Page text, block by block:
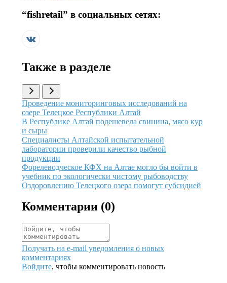
“fishretail” в социальных сетях:
Также в разделе
Иллюстрация новости
Проведение мониторинговых исследований на
озере Телецкое Республики Алтай
Иллюстрация новости
В Республике Алтай подешевела свинина, мясо кур
и сыры
Иллюстрация новости
Специалисты Алтайской испытательной
лаборатории проверили качество рыбной
продукции
Иллюстрация новости
Форелеводческое КФХ на Алтае могло бы войти в
учебник по экологически чистому рыбоводству
Иллюстрация новости
Оздоровлению Телецкого озера помогут субсидией
Комментарии (0)
Получать на e‑mail уведомления о новых
комментариях
Войдите, чтобы комментировать новость